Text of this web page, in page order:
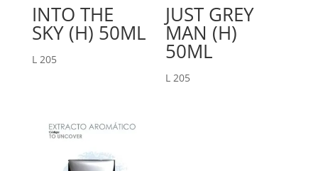
INTO THE
SKY (H) 50ML
L205
JUST GREY
MAN (H)
50ML
L205